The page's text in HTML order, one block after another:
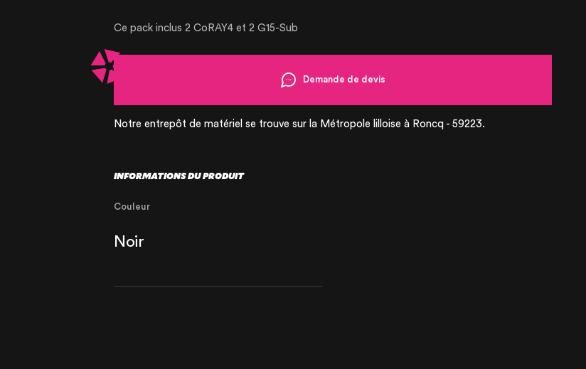
OUR AGENCY
OUR EXPERTISE
OUR ACCOMPANIMENT
OUR REALISATIONS
RENTAL PRODUCTS
Ce pack inclus 2 CoRAY4 et 2 G15-Sub
Demande de devis
Notre entrepôt de matériel se trouve sur la Métropole lilloise à Roncq - 59223.
INFORMATIONS DU PRODUIT
Couleur
Noir